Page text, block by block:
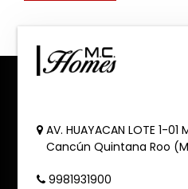
AV. HUAYACAN LOTE 1-01
Cancún Quintana Roo
9981931900